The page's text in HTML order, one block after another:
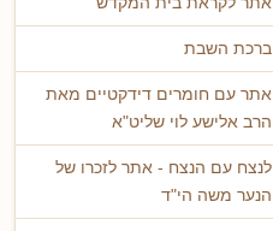
ברכת השבת
אתר עם חומרים דידקטיים מאת
הרב אלישע לוי שליט"א
לנצח עם הנצח - אתר לזכרו של
הנער משה הי"ד